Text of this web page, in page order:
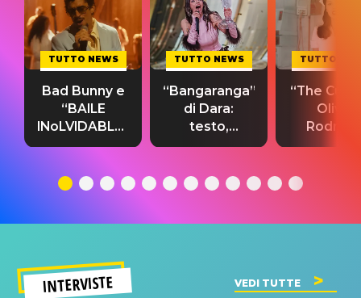
TUTTO NEWS
Bad Bunny e
“BAILE
INoLVIDABLE”:
testo,
significato
TUTTO NEWS
“Bangaranga”
di Dara:
testo,
traduzione e
del singolo
TUTTO
“The
Olivia
testo,
INTERVISTE VEDI TUTTE